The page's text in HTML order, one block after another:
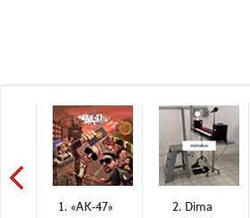
1. «АК-47»
2. Dima